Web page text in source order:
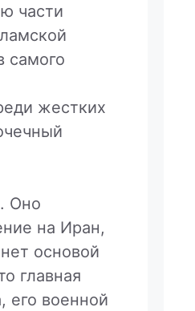
части
самого
жестких
Оно
на Иран,
основой
главная
его военной